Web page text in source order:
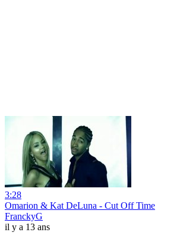
3:28
Omarion & Kat DeLuna - Cut Off Time
FranckyG
il y a 13 ans